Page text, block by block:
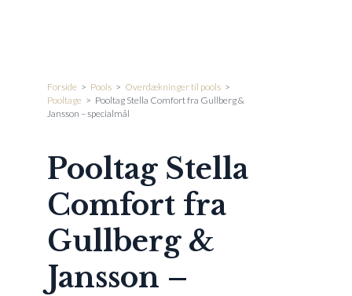
Forside > Pools > Overdækninger til pools >
Pooltage > Pooltag Stella Comfort fra Gullberg &
Jansson – specialmål
Pooltag Stella
Comfort fra
Gullberg &
Jansson –